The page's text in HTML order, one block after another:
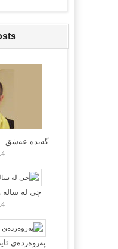
گه‌نده‌ عه‌شق
چی لە سالە
پەروەردەی